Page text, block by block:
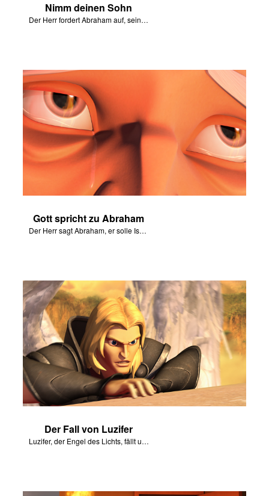
Nimm deinen Sohn
Der Herr fordert Abraham auf, seinen Sohn nach Morija zu bringen.
Gott spricht zu Abraham
Der Herr sagt Abraham, er solle Isaak nicht anfassen.
Der Fall von Luzifer
Luzifer, der Engel des Lichts, fällt und wird zum Satan.